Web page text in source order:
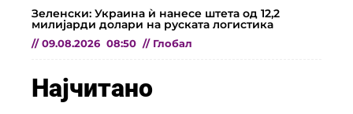
Зеленски: Украина ѝ нанесе штета од 12,2
милијарди долари на руската логистика
// 09.08.2026 08:50 // Глобал
Најчитано